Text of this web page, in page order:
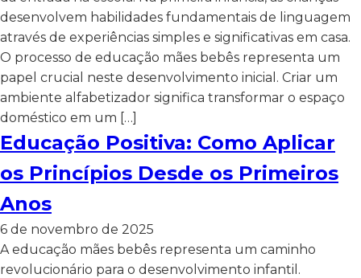
desenvolvem habilidades fundamentais de linguagem
através de experiências simples e significativas em casa.
O processo de educação mães bebês representa um
papel crucial neste desenvolvimento inicial. Criar um
ambiente alfabetizador significa transformar o espaço
doméstico em um […]
Educação Positiva: Como Aplicar
os Princípios Desde os Primeiros
Anos
6 de novembro de 2025
A educação mães bebês representa um caminho
revolucionário para o desenvolvimento infantil.